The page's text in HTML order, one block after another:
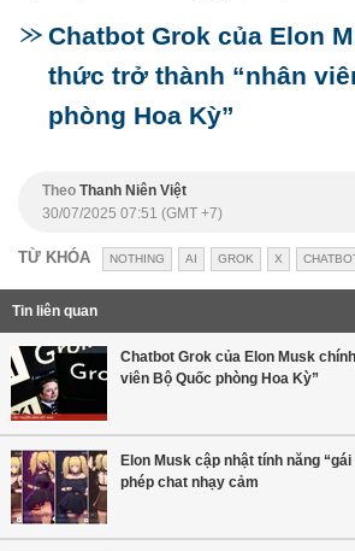
Chatbot Grok của Elon
thức trở thành “nhân
phòng Hoa Kỳ”
Theo Thanh Niên Việt
30/07/2025 07:51 (GMT +7)
TỪ KHÓA NOTHING AI GROK X
Tin liên quan
Chatbot Grok của Elon Musk
viên Bộ Quốc phòng Hoa Kỳ”
Elon Musk cập nhật tính năng
phép chat nhạy cảm